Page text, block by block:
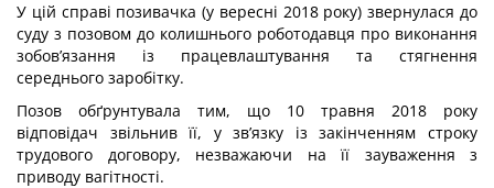
У цій справі позивачка (у вересні 2018 року) звернулася до
суду з позовом до колишнього роботодавця про виконання
зобов’язання із працевлаштування та стягнення
середнього заробітку.
Позов обґрунтувала тим, що 10 травня 2018 року
відповідач звільнив її, у зв’язку із закінченням строку
трудового договору, незважаючи на її зауваження з
приводу вагітності.